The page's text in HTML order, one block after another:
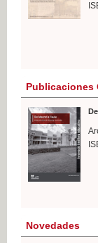
Publicaciones
Novedades